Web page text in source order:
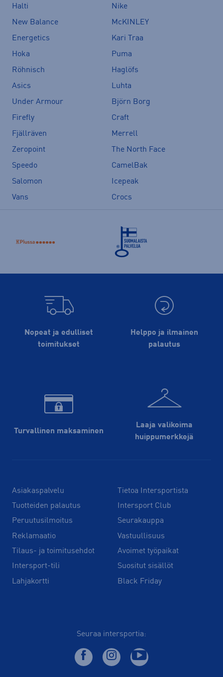
Halti
Nike
New Balance
McKINLEY
Energetics
Kari Traa
Hoka
Puma
Röhnisch
Haglöfs
Asics
Luhta
Under Armour
Björn Borg
Firefly
Craft
Fjällräven
Merrell
Zeropoint
The North Face
Speedo
CamelBak
Salomon
Icepeak
Vans
Crocs
Nopeat ja edulliset
toimitukset
Helppo ja ilmainen
palautus
Turvallinen maksaminen
Laaja valikoima
huippu­merkkejä
Asiakaspalvelu
Tuotteiden palautus
Peruutusilmoitus
Reklamaatio
Tilaus- ja toimitusehdot
Intersport-tili
Lahjakortti
Tietoa Intersportista
Intersport Club
Seurakauppa
Vastuullisuus
Avoimet työpaikat
Suositut sisällöt
Black Friday
Seuraa intersportia: